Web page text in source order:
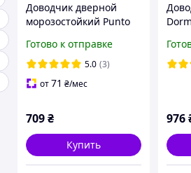
Доводчик дверной
морозостойкий Punto
(коричневый)
Готово к отправке
5.0 (3)
от71 ₴/мес
709₴
Купить
976